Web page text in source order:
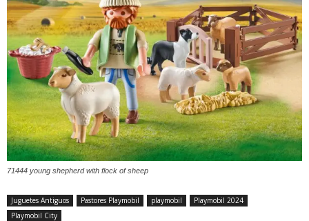
71444 young shepherd with flock of sheep
Juguetes Antiguos Pastores Playmobil playmobil
Playmobil 2024
Playmobil City